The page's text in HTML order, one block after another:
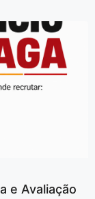
e Avaliação